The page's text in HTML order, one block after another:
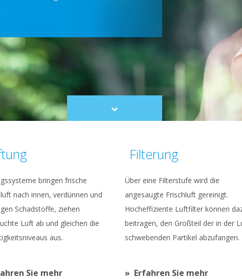
Scroll
to
bringen frische
nach innen, verdünnen und
Schadstoffe, ziehen
Luft ab und gleichen die
aus.
Sie mehr
Filterung
Über eine Filterstufe wird die
angesaugte Frischluft gereinigt.
Hocheffiziente Luftfilter können
beitragen, den Großteil der in der
schwebenden Partikel abzufangen.
Erfahren Sie mehr